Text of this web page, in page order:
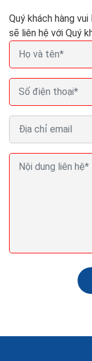
thiệu...
Quý khách hàng
sẽ liên hệ với Quý